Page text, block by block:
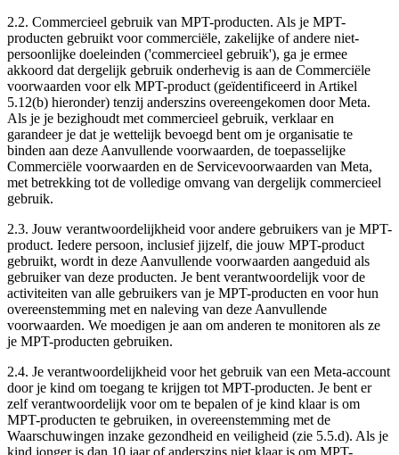
2.2. Commercieel gebruik van MPT-producten. Als je MPT-
producten gebruikt voor commerciële, zakelijke of andere niet-
persoonlijke doeleinden ('commercieel gebruik'), ga je ermee
akkoord dat dergelijk gebruik onderhevig is aan de Commerciële
voorwaarden voor elk MPT-product (geïdentificeerd in Artikel
5.12(b) hieronder) tenzij anderszins overeengekomen door Meta.
Als je je bezighoudt met commercieel gebruik, verklaar en
garandeer je dat je wettelijk bevoegd bent om je organisatie te
binden aan deze Aanvullende voorwaarden, de toepasselijke
Commerciële voorwaarden en de Servicevoorwaarden van Meta,
met betrekking tot de volledige omvang van dergelijk commercieel
gebruik.
2.3. Jouw verantwoordelijkheid voor andere gebruikers van je MPT-
product. Iedere persoon, inclusief jijzelf, die jouw MPT-product
gebruikt, wordt in deze Aanvullende voorwaarden aangeduid als
gebruiker van deze producten. Je bent verantwoordelijk voor de
activiteiten van alle gebruikers van je MPT-producten en voor hun
overeenstemming met en naleving van deze Aanvullende
voorwaarden. We moedigen je aan om anderen te monitoren als ze
je MPT-producten gebruiken.
2.4. Je verantwoordelijkheid voor het gebruik van een Meta-account
door je kind om toegang te krijgen tot MPT-producten. Je bent er
zelf verantwoordelijk voor om te bepalen of je kind klaar is om
MPT-producten te gebruiken, in overeenstemming met de
Waarschuwingen inzake gezondheid en veiligheid (zie 5.5.d). Als je
kind jonger is dan 10 jaar of anderszins niet klaar is om MPT-